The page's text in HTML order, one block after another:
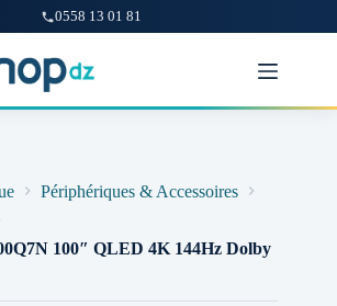
0558 13 01 81
Périphériques & Accessoires
100″ QLED 4K 144Hz Dolby